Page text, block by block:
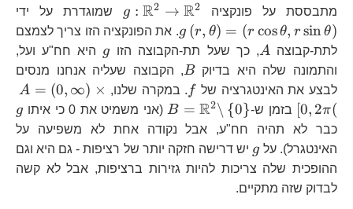
מתבססת על פונקציה
g : R2 → R2 שמוגדרת על ידי
g (r, θ) = (r cosθ, r sinθ)
. את הפונקציה הזו צריך לצמצם
לתת-קבוצה
A A, כך שעל תת-הקבוצה הזוg
g היא חח"ע ועל,
והתמונה שלה היא בדיוק
B B, הקבוצה שעליה אנחנו מנסים
לבצע את האינטגרציה של
f f . במקרה שלנו, A = (0, ∞) ×
[0, 2π( בזמן ש-
{ 0\right\}
B = R2\ {0} (אני משמיט את 0 כי איתו g
כבר לא תהיה חח"ע, אבל נקודה אחת לא משפיעה על
האינטגרל). על
g g יש דרישה חזקה יותר של רציפות - גם היא וגם
ההופכית שלה צריכות להיות גזירות ברציפות, אבל לא קשה
לבדוק שזה מתקיים.